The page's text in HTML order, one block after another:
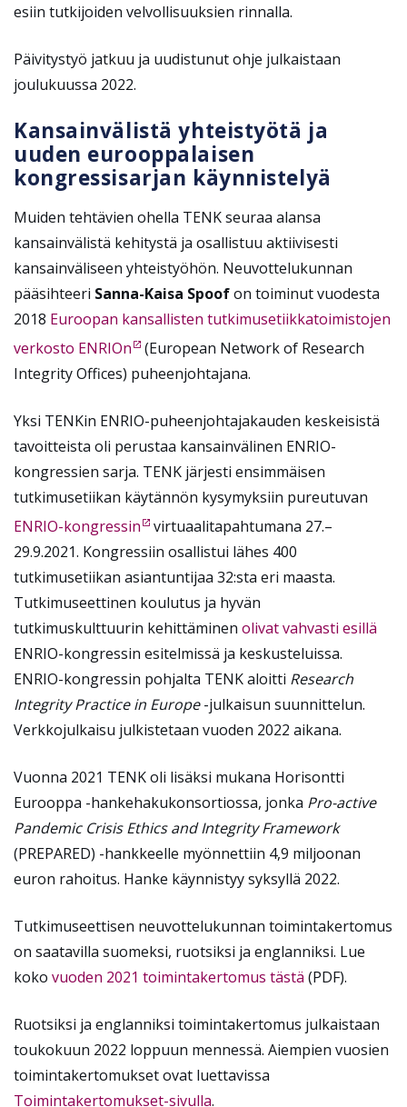
esiin tutkijoiden velvollisuuksien rinnalla.
Päivitystyö jatkuu ja uudistunut ohje julkaistaan
joulukuussa 2022.
Kansainvälistä yhteistyötä ja
uuden eurooppalaisen
kongressisarjan käynnistelyä
Muiden tehtävien ohella TENK seuraa alansa
kansainvälistä kehitystä ja osallistuu aktiivisesti
kansainväliseen yhteistyöhön. Neuvottelukunnan
pääsihteeri Sanna-Kaisa Spoofon toiminut vuodesta
2018 Euroopan kansallisten tutkimusetiikkatoimistojen
verkosto ENRIOn
(European Network of Research
Integrity Offices) puheenjohtajana.
Yksi TENKin ENRIO-puheenjohtajakauden keskeisistä
tavoitteista oli perustaa kansainvälinen ENRIO-
kongressien sarja. TENK järjesti ensimmäisen
tutkimusetiikan käytännön kysymyksiin pureutuvan
ENRIO-kongressin
virtuaalitapahtumana 27.–
29.9.2021. Kongressiin osallistui lähes 400
tutkimusetiikan asiantuntijaa 32:sta eri maasta.
Tutkimuseettinen koulutus ja hyvän
tutkimuskulttuurin kehittäminen olivat vahvasti esillä
ENRIO-kongressin esitelmissä ja keskusteluissa.
ENRIO-kongressin pohjalta TENK aloitti Research
Integrity Practice in Europe-julkaisun suunnittelun.
Verkkojulkaisu julkistetaan vuoden 2022 aikana.
Vuonna 2021 TENK oli lisäksi mukana Horisontti
Eurooppa -hankehakukonsortiossa, jonka Pro-active
Pandemic Crisis Ethics and Integrity Framework
(PREPARED) -hankkeelle myönnettiin 4,9 miljoonan
euron rahoitus. Hanke käynnistyy syksyllä 2022.
Tutkimuseettisen neuvottelukunnan toimintakertomus
on saatavilla suomeksi, ruotsiksi ja englanniksi. Lue
koko vuoden 2021 toimintakertomus tästä (PDF).
Ruotsiksi ja englanniksi toimintakertomus julkaistaan
toukokuun 2022 loppuun mennessä. Aiempien vuosien
toimintakertomukset ovat luettavissa
Toimintakertomukset-sivulla.